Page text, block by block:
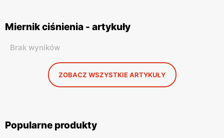
Miernik ciśnienia - artykuły
Brak wyników
ZOBACZ WSZYSTKIE ARTYKUŁY
Popularne produkty